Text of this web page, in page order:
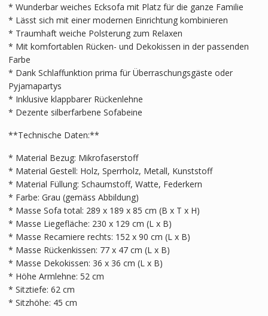
* Wunderbar weiches Ecksofa mit Platz für die ganze Familie
* Lässt sich mit einer modernen Einrichtung kombinieren
* Traumhaft weiche Polsterung zum Relaxen
* Mit komfortablen Rücken- und Dekokissen in der passenden
Farbe
* Dank Schlaffunktion prima für Überraschungsgäste oder
Pyjamapartys
* Inklusive klappbarer Rückenlehne
* Dezente silberfarbene Sofabeine
**Technische Daten:**
* Material Bezug: Mikrofaserstoff
* Material Gestell: Holz, Sperrholz, Metall, Kunststoff
* Material Füllung: Schaumstoff, Watte, Federkern
* Farbe: Grau (gemäss Abbildung)
* Masse Sofa total: 289 x 189 x 85 cm (B x T x H)
* Masse Liegefläche: 230 x 129 cm (L x B)
* Masse Recamiere rechts: 152 x 90 cm (L x B)
* Masse Rückenkissen: 77 x 47 cm (L x B)
* Masse Dekokissen: 36 x 36 cm (L x B)
* Höhe Armlehne: 52 cm
* Sitztiefe: 62 cm
* Sitzhöhe: 45 cm